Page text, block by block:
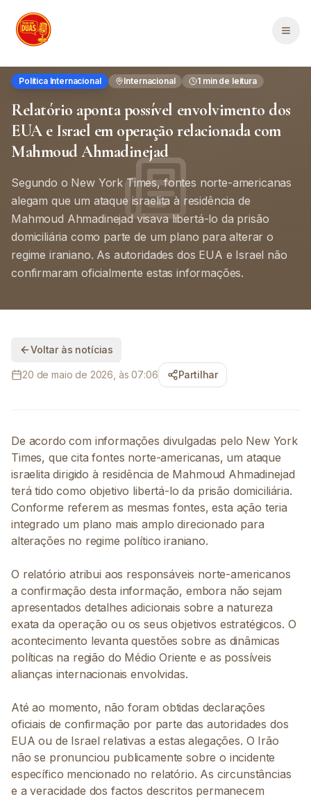
Política Internacional Internacional 1 min de leitura
Relatório aponta possível envolvimento dos
EUA e Israel em operação relacionada com
Mahmoud Ahmadinejad
Segundo o New York Times, fontes norte-americanas
alegam que um ataque israelita à residência de
Mahmoud Ahmadinejad visava libertá-lo da prisão
domiciliária como parte de um plano para alterar o
regime iraniano. As autoridades dos EUA e Israel não
confirmaram oficialmente estas informações.
Voltar às notícias
20 de maio de 2026, às 07:06 Partilhar
De acordo com informações divulgadas pelo New York
Times, que cita fontes norte-americanas, um ataque
israelita dirigido à residência de Mahmoud Ahmadinejad
terá tido como objetivo libertá-lo da prisão domiciliária.
Conforme referem as mesmas fontes, esta ação teria
integrado um plano mais amplo direcionado para
alterações no regime político iraniano.
O relatório atribui aos responsáveis norte-americanos
a confirmação desta informação, embora não sejam
apresentados detalhes adicionais sobre a natureza
exata da operação ou os seus objetivos estratégicos. O
acontecimento levanta questões sobre as dinâmicas
políticas na região do Médio Oriente e as possíveis
alianças internacionais envolvidas.
Até ao momento, não foram obtidas declarações
oficiais de confirmação por parte das autoridades dos
EUA ou de Israel relativas a estas alegações. O Irão
não se pronunciou publicamente sobre o incidente
específico mencionado no relatório. As circunstâncias
e a veracidade dos factos descritos permanecem